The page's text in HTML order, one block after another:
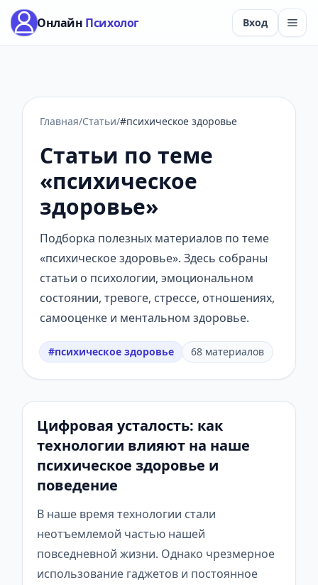
Онлайн Психолог Вход
Главная/Статьи/#психическое здоровье
Статьи по теме
«психическое
здоровье»
Подборка полезных материалов по теме
«психическое здоровье». Здесь собраны
статьи о психологии, эмоциональном
состоянии, тревоге, стрессе, отношениях,
самооценке и ментальном здоровье.
#психическое здоровье 68 материалов
Цифровая усталость: как
технологии влияют на наше
психическое здоровье и
поведение
В наше время технологии стали
неотъемлемой частью нашей
повседневной жизни. Однако чрезмерное
использование гаджетов и постоянное